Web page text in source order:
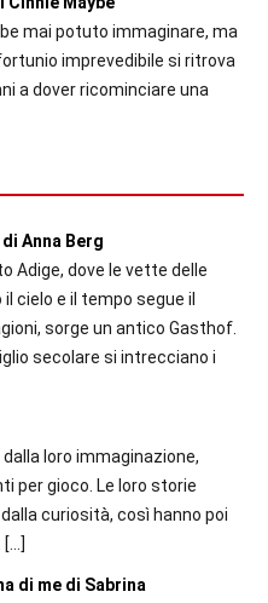
mai potuto immaginare, ma
imprevedibile si ritrova
a dover ricominciare una
Anna Berg
Adige, dove le vette delle
cielo e il tempo segue il
sorge un antico Gasthof.
secolare si intrecciano i
loro immaginazione,
per gioco. Le loro storie
curiosità, così hanno poi
[…]
di me di Sabrina